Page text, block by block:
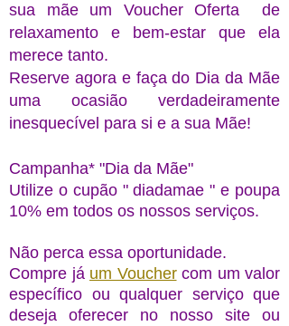
sua mãe um Voucher Oferta de
relaxamento e bem-estar que ela
merece tanto.
Reserve agora e faça do Dia da Mãe
uma ocasião verdadeiramente
inesquecível para si e a sua Mãe!
Campanha* "Dia da Mãe"
Utilize o cupão " diadamae " e poupa
10% em todos os nossos serviços.
Não perca essa oportunidade.
Compre já um Voucher com um valor
específico ou qualquer serviço que
deseja oferecer no nosso site ou